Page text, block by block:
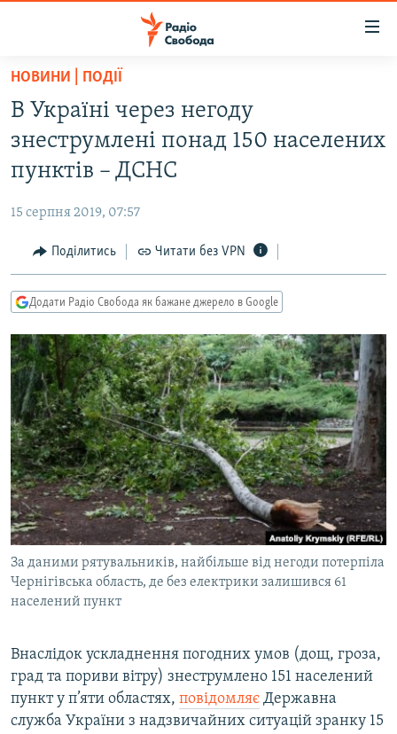
Перейти
основного
матеріалу
до
основної
навігації
Перейти
до
пошуку
ВСЕ ЗА ДОБУ
ЕКОНОМІКА
СУСПІЛЬСТВО
УКРАЇНА
СВІТ
РОСІЙСЬКА «ФІЛЬТРАЦІЯ»
ДОНБАС.РЕАЛІЇ
ТИ ЯК?
СХЕМИ
КИТАЙ.ВИКЛИКИ
МУЛЬТИМЕДІА
ФОТО
СПЕЦПРОЄКТИ
ПОДКАСТИ
КРИМ РЕАЛІЇ
РУС
КТАТ
ДОЛУЧАЙСЯ!
НОВИНИ | ПОДІЇ
В Україні через негоду
знеструмлені понад 150 населених
пунктів – ДСНС
15 серпня 2019, 07:57
Поділитись Читати без VPN
Додати Радіо Свобода як бажане джерело в Google
За даними рятувальників, найбільше від негоди потерпіла
Чернігівська область, де без електрики залишився 61
населений пункт
Внаслідок ускладнення погодних умов (дощ, гроза,
град та пориви вітру) знеструмлено 151 населений
пункт у п’яти областях, повідомляє Державна
служба України з надзвичайних ситуацій зранку 15